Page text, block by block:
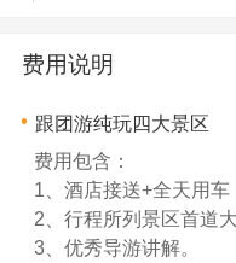
费用说明
跟团游纯玩四大景区
费用包含：
1、酒店接送+全天用车
2、行程所列景区首道
3、优秀导游讲解。